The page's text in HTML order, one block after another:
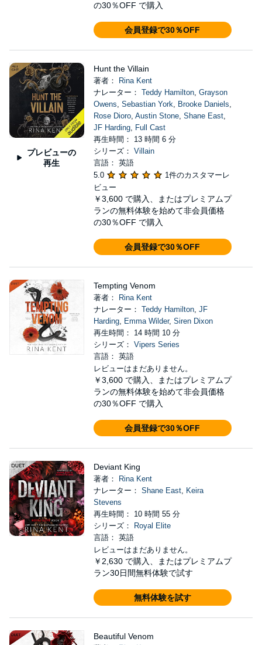
の30％OFF で購入
会員登録で30％OFF
プレビューの
再生
Hunt the Villain
著者：
Rina Kent
ナレーター： Teddy Hamilton, Grayson
Owens, Sebastian York, Brooke Daniels,
Rose Dioro, Austin Stone, Shane East,
JF Harding, Full Cast
再生時間： 13 時間 6 分
シリーズ： Villain
言語： 英語
5.0
1件のカスタマーレ
ビュー
￥3,600 で購入、またはプレミアムプ
ランの無料体験を始めて非会員価格
の30％OFF で購入
会員登録で30％OFF
Tempting Venom
著者：
Rina Kent
ナレーター： Teddy Hamilton, JF
Harding, Emma Wilder, Siren Dixon
再生時間： 14 時間 10 分
シリーズ： Vipers Series
言語： 英語
レビューはまだありません。
￥3,600 で購入、またはプレミアムプ
ランの無料体験を始めて非会員価格
の30％OFF で購入
会員登録で30％OFF
Deviant King
著者：
Rina Kent
ナレーター： Shane East, Keira
Stevens
再生時間： 10 時間 55 分
シリーズ：
Royal Elite
言語： 英語
レビューはまだありません。
￥2,630 で購入、またはプレミアムプ
ラン30日間無料体験で試す
無料体験を試す
Beautiful Venom